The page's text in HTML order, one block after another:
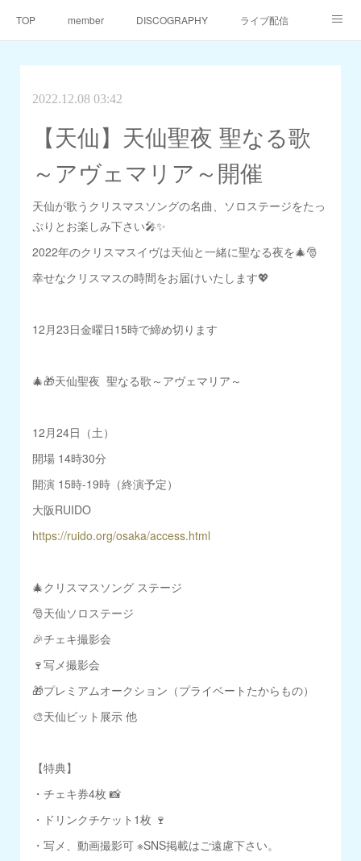
TOP member DISCOGRAPHY ライブ配信
2022.12.08 03:42
【天仙】天仙聖夜 聖なる歌
～アヴェマリア～開催
天仙が歌うクリスマスソングの名曲、ソロステージをたっ
ぷりとお楽しみ下さい🎤✨
2022年のクリスマスイヴは天仙と一緒に聖なる夜を🎄🎅
幸せなクリスマスの時間をお届けいたします💖
12月23日金曜日15時で締め切ります
🎄🎁天仙聖夜 聖なる歌～アヴェマリア～
12月24日（土）
開場 14時30分
開演 15時-19時（終演予定）
大阪RUIDO
https://ruido.org/osaka/access.html
🎄クリスマスソング ステージ
🎅天仙ソロステージ
🎉チェキ撮影会
🍷写メ撮影会
🎁プレミアムオークション（プライベートたからもの）
🎨天仙ビット展示 他
【特典】
・チェキ券4枚 📸
・ドリンクチケット1枚 🍷
・写メ、動画撮影可 ※SNS掲載はご遠慮下さい。